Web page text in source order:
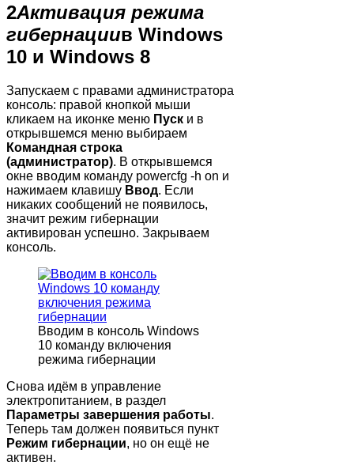
2Активация режима
гибернациив Windows
10 и Windows 8
Запускаем с правами администратора
консоль: правой кнопкой мыши
кликаем на иконке меню Пуск и в
открывшемся меню выбираем
Командная строка
(администратор). В открывшемся
окне вводим команду powercfg -h on и
нажимаем клавишу Ввод. Если
никаких сообщений не появилось,
значит режим гибернации
активирован успешно. Закрываем
консоль.
Вводим в консоль Windows
10 команду включения
режима гибернации
Снова идём в управление
электропитанием, в раздел
Параметры завершения работы.
Теперь там должен появиться пункт
Режим гибернации, но он ещё не
активен.